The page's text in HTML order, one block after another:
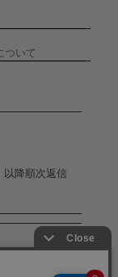
ついて
以降順次返信